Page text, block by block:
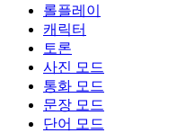
롤플레이
캐릭터
토론
사진 모드
통화 모드
문장 모드
단어 모드